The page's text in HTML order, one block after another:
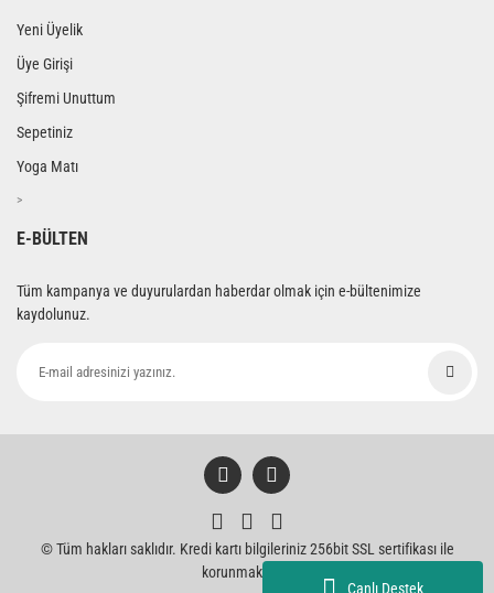
Canlı Destek
Yeni Üyelik
Üye Girişi
Şifremi Unuttum
Sepetiniz
Yoga Matı
>
E-BÜLTEN
Tüm kampanya ve duyurulardan haberdar olmak için e-bültenimize
kaydolunuz.
© Tüm hakları saklıdır. Kredi kartı bilgileriniz 256bit SSL sertifikası ile
korunmaktadır.